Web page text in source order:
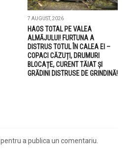
7 AUGUST, 2026
HAOS TOTAL PE VALEA
ALMĂJULUI! FURTUNA A
DISTRUS TOTUL ÎN CALEA EI –
COPACI CĂZUȚI, DRUMURI
BLOCAȚE, CURENT TĂIAT ȘI
GRĂDINI DISTRUSE DE GRINDINĂ!
pentru a publica un comentariu.